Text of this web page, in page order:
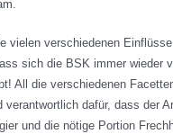
vielen verschiedenen
sich die BSK immer wieder
All die verschiedenen
verantwortlich dafür, dass der
und die nötige Portion